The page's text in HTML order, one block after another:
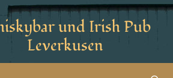
und Irish Pub
Leverkusen